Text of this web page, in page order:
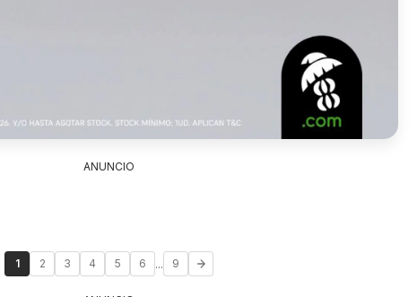
ANUNCIO
1 2 3 4 5 6 ... 9